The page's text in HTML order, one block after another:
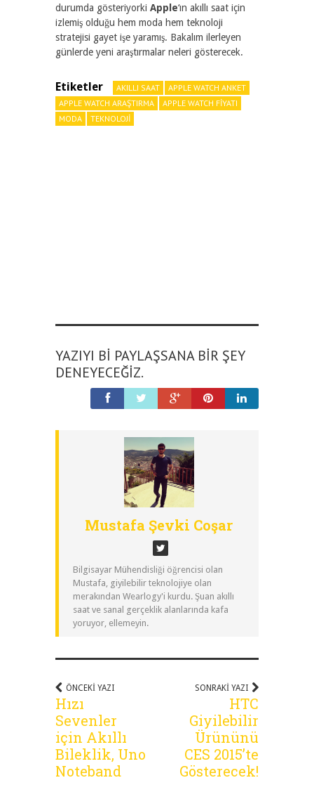
durumda gösteriyorki Apple‘ın akıllı saat için
izlemiş olduğu hem moda hem teknoloji
stratejisi gayet işe yaramış. Bakalım ilerleyen
günlerde yeni araştırmalar neleri gösterecek.
Etiketler AKILLI SAAT
APPLE WATCH ANKET
APPLE WATCH ARAŞTIRMA
APPLE WATCH FIYATI
MODA
TEKNOLOJI
YAZIYI BI PAYLAŞSANA BIR ŞEY
DENEYECEĞIZ.
Mustafa Şevki Coşar
Bilgisayar Mühendisliği öğrencisi olan
Mustafa, giyilebilir teknolojiye olan
merakından Wearlogy'i kurdu. Şuan akıllı
saat ve sanal gerçeklik alanlarında kafa
yoruyor, ellemeyin.
ÖNCEKI YAZI
Hızı
Sevenler
için Akıllı
Bileklik, Uno
Noteband
SONRAKI YAZI
HTC
Giyilebilir
Ürününü
CES 2015’te
Gösterecek!